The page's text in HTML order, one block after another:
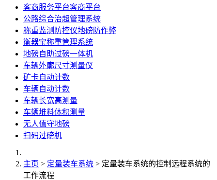
客商服务平台客商平台
公路综合治超管理系统
称重监测防控仪地磅防作弊
衡器宝称重管理系统
地磅自助过磅一体机
车辆外廓尺寸测量仪
矿卡自动计数
车辆自动计数
车辆长宽高测量
车辆堆料体积测量
无人值守地磅
扫码过磅机
主页 > 定量装车系统 > 定量装车系统的控制远程系统的
工作流程